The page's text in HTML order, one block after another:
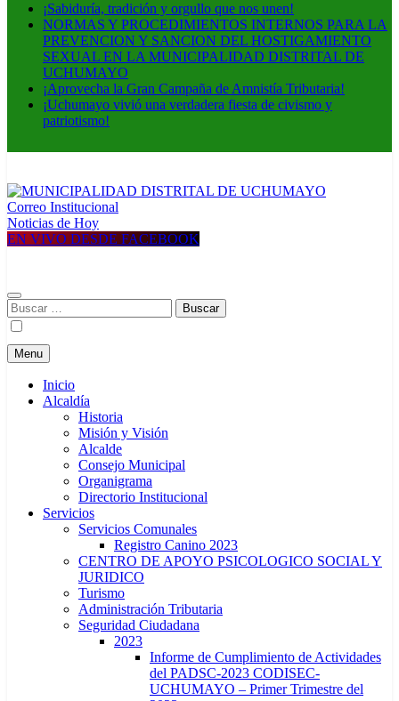
¡Sabiduría, tradición y orgullo que nos unen!
NORMAS Y PROCEDIMIENTOS INTERNOS PARA LA
PREVENCION Y SANCION DEL HOSTIGAMIENTO
SEXUAL EN LA MUNICIPALIDAD DISTRITAL DE
UCHUMAYO
¡Aprovecha la Gran Campaña de Amnistía Tributaria!
¡Uchumayo vivió una verdadera fiesta de civismo y
patriotismo!
MUNICIPALIDAD DISTRITAL DE UCHUMAYO
Construyendo una nueva Historia
Correo Institucional
Noticias de Hoy
EN VIVO DESDE FACEBOOK
Buscar:
Menu
Inicio
Alcaldía
Historia
Misión y Visión
Alcalde
Consejo Municipal
Organigrama
Directorio Institucional
Servicios
Servicios Comunales
Registro Canino 2023
CENTRO DE APOYO PSICOLOGICO SOCIAL Y
JURIDICO
Turismo
Administración Tributaria
Seguridad Ciudadana
2023
Informe de Cumplimiento de Actividades
del PADSC-2023 CODISEC-
UCHUMAYO – Primer Trimestre del